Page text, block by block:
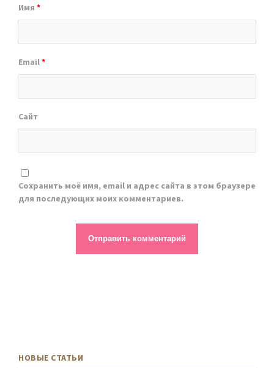
Имя *
Email*
Сайт
Сохранить моё имя, email и адрес сайта в этом браузере
для последующих моих комментариев.
НОВЫЕ СТАТЬИ